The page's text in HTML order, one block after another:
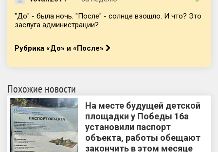
"До" - была ночь. "После" - солнце взошло. И что? Это
заслуга администрации?
Рубрика «До» и «После»
Похожие новости
На месте будущей детской
площадки у Победы 16а
установили паспорт
объекта, работы обещают
закончить в этом месяце